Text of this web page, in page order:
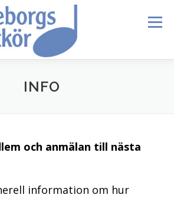
Menu
OM OSS
INFO
och anmälan till nästa
information om hur